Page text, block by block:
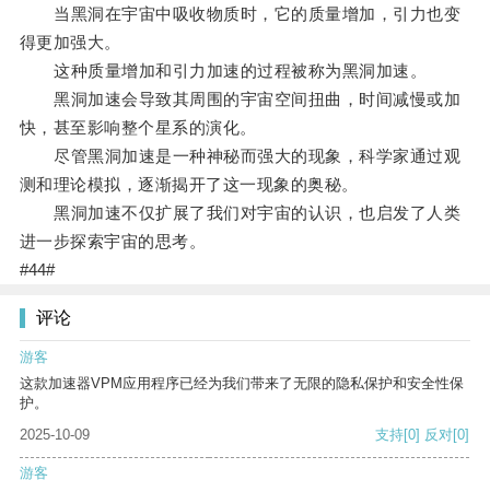
当黑洞在宇宙中吸收物质时，它的质量增加，引力也变
得更加强大。
这种质量增加和引力加速的过程被称为黑洞加速。
黑洞加速会导致其周围的宇宙空间扭曲，时间减慢或加
快，甚至影响整个星系的演化。
尽管黑洞加速是一种神秘而强大的现象，科学家通过观
测和理论模拟，逐渐揭开了这一现象的奥秘。
黑洞加速不仅扩展了我们对宇宙的认识，也启发了人类
进一步探索宇宙的思考。
#44#
评论
游客
这款加速器VPM应用程序已经为我们带来了无限的隐私保护和安全性保
护。
2025-10-09
支持[0] 反对[0]
游客